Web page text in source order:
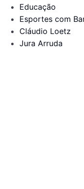
Educação
Esportes com
Cláudio Loetz
Jura Arruda